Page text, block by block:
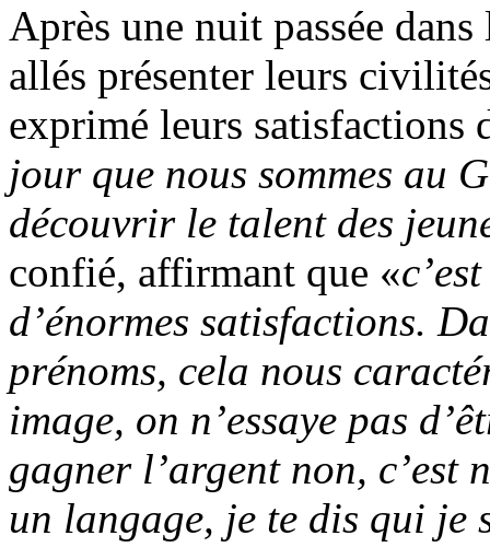
Après une nuit passée
allés présenter leurs
exprimé leurs satisfactions
jour que nous sommes au
découvrir le talent des
confié, affirmant que «
d’énormes satisfactions.
prénoms, cela nous
image, on n’essaye pas
gagner l’argent non, c’est
un langage, je te dis qui je